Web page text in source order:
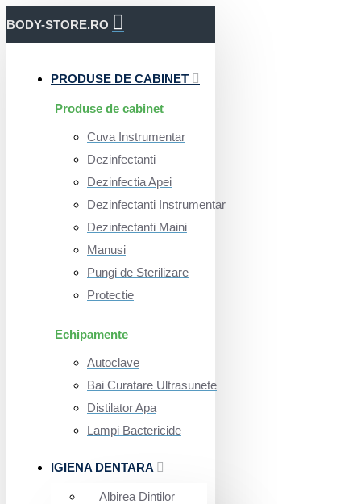
BODY-STORE.RO
PRODUSE DE CABINET
Produse de cabinet
Cuva Instrumentar
Dezinfectanti
Dezinfectia Apei
Dezinfectanti Instrumentar
Dezinfectanti Maini
Manusi
Pungi de Sterilizare
Protectie
Echipamente
Autoclave
Bai Curatare Ultrasunete
Distilator Apa
Lampi Bactericide
IGIENA DENTARA
Albirea Dintilor